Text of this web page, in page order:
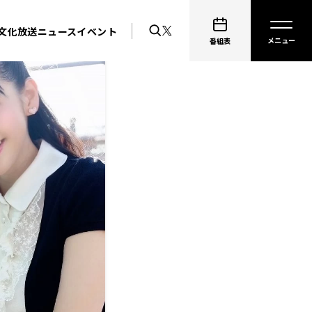
化放送ニュースイベント
番組表